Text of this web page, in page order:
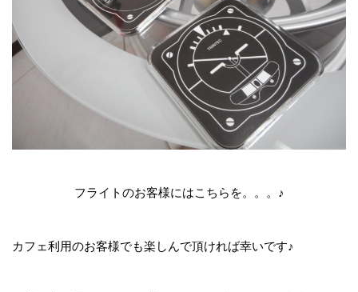
フライトのお客様にはこちらを。。。♪
カフェ利用のお客様でも楽しんで頂ければ幸いです♪